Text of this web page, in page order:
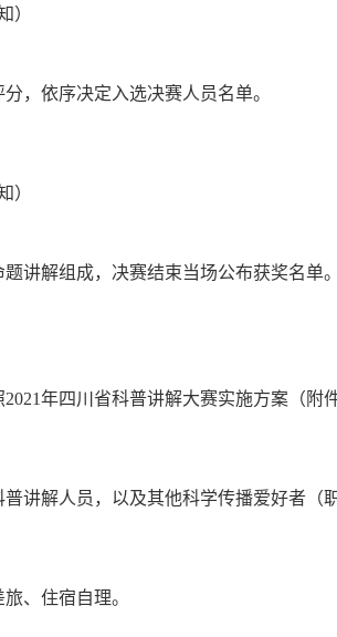
）
，依序决定入选决赛人员名单。
）
讲解组成，决赛结束当场公布获奖名单。
2021年四川省科普讲解大赛实施方案（附
讲解人员，以及其他科学传播爱好者（
、住宿自理。